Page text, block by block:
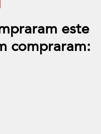
este
compraram: